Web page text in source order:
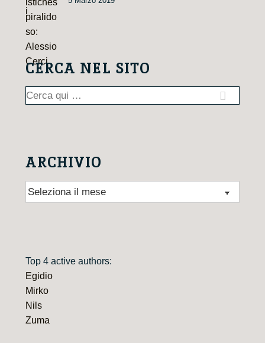
CERCA NEL SITO
Cerca:
ARCHIVIO
Archivio
Top 4 active authors:
Egidio
Mirko
Nils
Zuma